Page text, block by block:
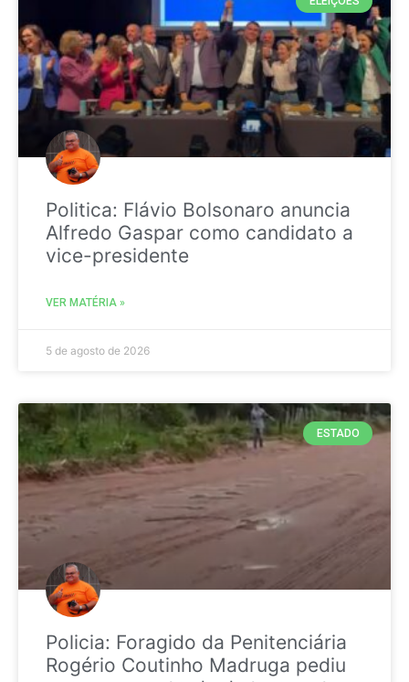
Politica: Flávio Bolsonaro anuncia
Alfredo Gaspar como candidato a
vice-presidente
VER MATÉRIA »
5 de agosto de 2026
ESTADO
Policia: Foragido da Penitenciária
Rogério Coutinho Madruga pediu